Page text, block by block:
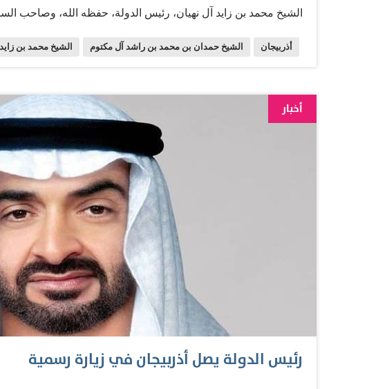
الشيخ محمد بن زايد آل نهيان، رئيس الدولة، حفظه الله، وصاحب
مكتوم على ما تشهده أذربيجان من تقدم، وما تقوم على تنفيذه من
المستمر في العلاقات الإماراتية الأذربيجانية يبشّر بمزيد من الفرص
والمستدامة في البلدين. وأكد سموه عمق العلاقات بين البلدين،
الاستقرار والازدهار.. وقال سموه: «إن علاقاتنا الثنائية تشهد نمواً
أذربيجان الشيخ حمدان بن محمد بن راشد آل مكتوم الشيخ محمد بن
أخبار
رئيس الدولة يصل أذربيجان في زيارة رسمية